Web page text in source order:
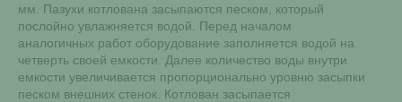
мм. Пазухи котлована засыпаются песком, который
послойно увлажняется водой. Перед началом
аналогичных работ оборудование заполняется водой на
четверть своей емкости. Далее количество воды внутри
емкости увеличивается пропорционально уровню засыпки
песком внешних стенок. Котлован засыпается